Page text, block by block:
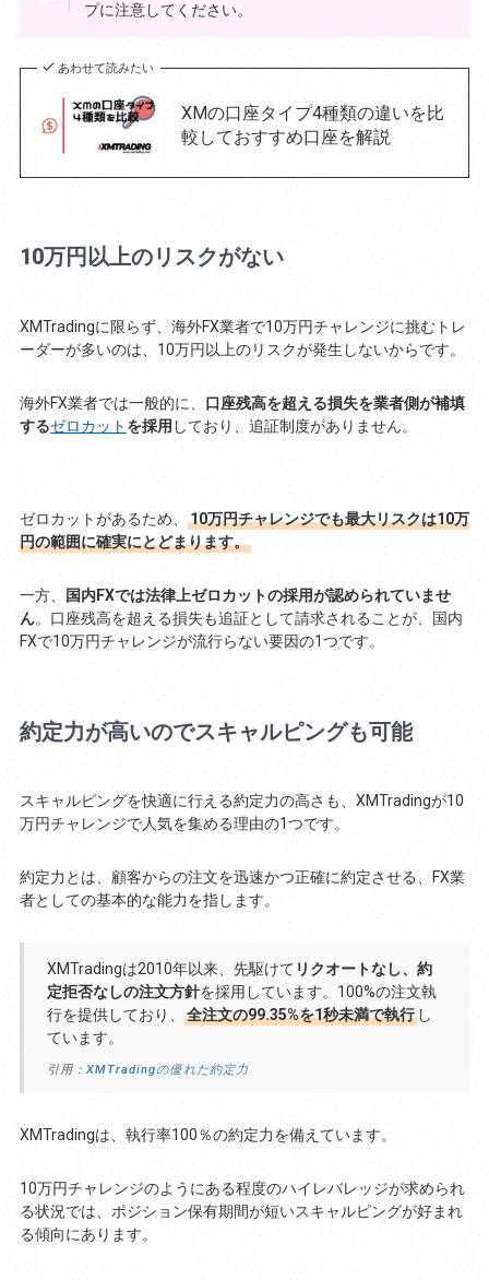
プに注意してください。
あわせて読みたい
XMの口座タイプ4種類の違いを比
較しておすすめ口座を解説
10万円以上のリスクがない
XMTradingに限らず、海外FX業者で10万円チャレンジに挑むトレ
ーダーが多いのは、10万円以上のリスクが発生しないからです。
海外FX業者では一般的に、 口座残高を超える損失を業者側が補填
するゼロカット を採用 しており、追証制度がありません。
ゼロカットがあるため、
10万円チャレンジでも最大リスクは10万
円の範囲に確実にとどまります。
一方、 国内FXでは法律上ゼロカットの採用が認められていませ
ん。口座残高を超える損失も追証として請求されることが、国内
FXで10万円チャレンジが流行らない要因の1つです。
約定力が高いのでスキャルピングも可能
スキャルピングを快適に行える約定力の高さも、XMTradingが10
万円チャレンジで人気を集める理由の1つです。
約定力とは、顧客からの注文を迅速かつ正確に約定させる、FX業
者としての基本的な能力を指します。
XMTradingは2010年以来、先駆けて リクオートなし、約
定拒否なしの注文方針を採用しています。100%の注文執
行を提供しており、
全注文の99.35%を1秒未満で執行し
ています。
引用：XMTradingの優れた約定力
XMTradingは、執行率100％の約定力を備えています。
10万円チャレンジのようにある程度のハイレバレッジが求められ
る状況では、ポジション保有期間が短いスキャルピングが好まれ
る傾向にあります。